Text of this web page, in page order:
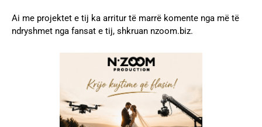
Ai me projektet e tij ka arritur të marrë komente nga më të
ndryshmet nga fansat e tij, shkruan nzoom.biz.